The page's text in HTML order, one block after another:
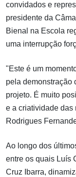
convidados e
presidente da
Bienal na Escola
uma interrupção
"Este é um
pela demonstração
projeto. É muito
e a criatividade das
Rodrigues
Ao longo dos
entre os quais Luís
Cruz Ibarra,